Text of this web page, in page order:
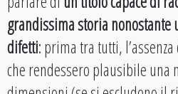
grandissima storia nonostante
difetti: prima tra tutti,
che rendessero plausibile una